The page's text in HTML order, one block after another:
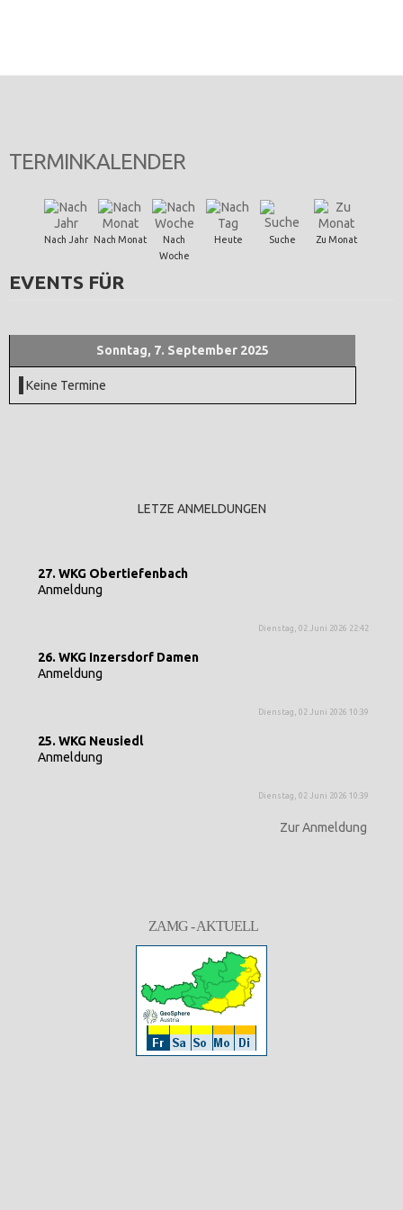
TERMINKALENDER
Nach Jahr Nach Monat
Nach
Woche
Heute Suche Zu Monat
EVENTS FÜR
Sonntag, 7. September 2025
Keine Termine
LETZE ANMELDUNGEN
27. WKG Obertiefenbach
Anmeldung
Dienstag, 02 Juni 2026 22:42
26. WKG Inzersdorf Damen
Anmeldung
Dienstag, 02 Juni 2026 10:39
25. WKG Neusiedl
Anmeldung
Dienstag, 02 Juni 2026 10:39
Zur Anmeldung
ZAMG - AKTUELL